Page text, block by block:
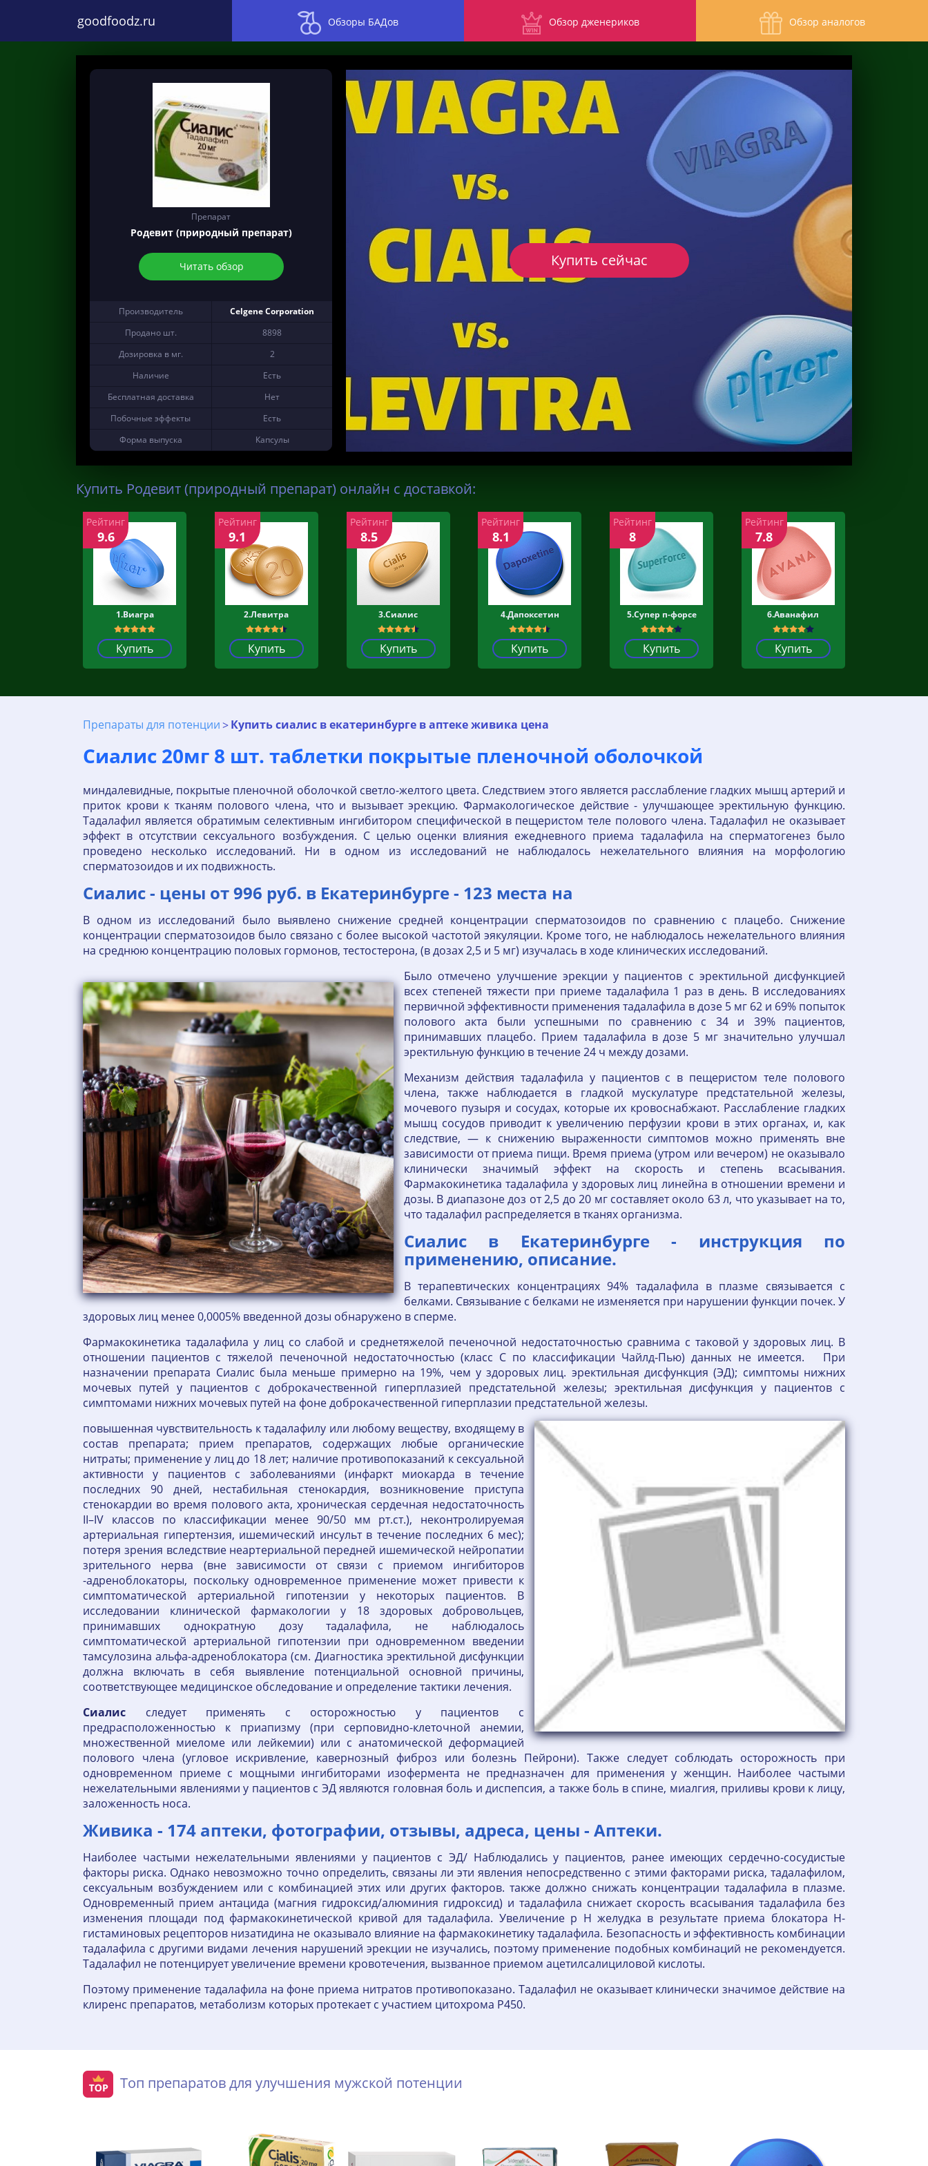
goodfoodz.ru Обзоры БАДов Обзор дженериков Обзор аналогов
Препарат
Родевит (природный препарат)
Читать обзор
Производитель
Celgene Corporation
Продано шт.
8898
Дозировка в мг.
2
Наличие
Есть
Бесплатная доставка
Нет
Побочные эффекты
Есть
Форма выпуска
Капсулы
Купить сейчас
Купить Родевит (природный препарат) онлайн с доставкой:
1.Виагра
Купить
Рейтинг
9.6
2.Левитра
Купить
Рейтинг
9.1
3.Сиалис
Купить
Рейтинг
8.5
4.Дапоксетин
Купить
Рейтинг
8.1
5.Супер п-форсе
Купить
Рейтинг
8
6.Аванафил
Купить
Рейтинг
7.8
Препараты для потенции Купить сиалис в екатеринбурге в аптеке живика цена
Сиалис 20мг 8 шт. таблетки покрытые пленочной оболочкой
миндалевидные, покрытые пленочной оболочкой светло-желтого цвета. Следствием этого является расслабление гладких мышц артерий и
приток крови к тканям полового члена, что и вызывает эрекцию. Фармакологическое действие - улучшающее эректильную функцию.
Тадалафил является обратимым селективным ингибитором специфической в пещеристом теле полового члена. Тадалафил не оказывает
эффект в отсутствии сексуального возбуждения. С целью оценки влияния ежедневного приема тадалафила на сперматогенез было
проведено несколько исследований. Ни в одном из исследований не наблюдалось нежелательного влияния на морфологию
сперматозоидов и их подвижность.
Сиалис - цены от 996 руб. в Екатеринбурге - 123 места на
В одном из исследований было выявлено снижение средней концентрации сперматозоидов по сравнению с плацебо. Снижение
концентрации сперматозоидов было связано с более высокой частотой эякуляции. Кроме того, не наблюдалось нежелательного влияния
на среднюю концентрацию половых гормонов, тестостерона, (в дозах 2,5 и 5 мг) изучалась в ходе клинических исследований.
Было отмечено улучшение эрекции у пациентов с эректильной дисфункцией
всех степеней тяжести при приеме тадалафила 1 раз в день. В исследованиях
первичной эффективности применения тадалафила в дозе 5 мг 62 и 69% попыток
полового акта были успешными по сравнению с 34 и 39% пациентов,
принимавших плацебо. Прием тадалафила в дозе 5 мг значительно улучшал
эректильную функцию в течение 24 ч между дозами.
Механизм действия тадалафила у пациентов с в пещеристом теле полового
члена, также наблюдается в гладкой мускулатуре предстательной железы,
мочевого пузыря и сосудах, которые их кровоснабжают. Расслабление гладких
мышц сосудов приводит к увеличению перфузии крови в этих органах, и, как
следствие, — к снижению выраженности симптомов можно применять вне
зависимости от приема пищи. Время приема (утром или вечером) не оказывало
клинически значимый эффект на скорость и степень всасывания.
Фармакокинетика тадалафила у здоровых лиц линейна в отношении времени и
дозы. В диапазоне доз от 2,5 до 20 мг составляет около 63 л, что указывает на то,
что тадалафил распределяется в тканях организма.
Сиалис в Екатеринбурге - инструкция по
применению, описание.
В терапевтических концентрациях 94% тадалафила в плазме связывается с
белками. Связывание с белками не изменяется при нарушении функции почек. У
здоровых лиц менее 0,0005% введенной дозы обнаружено в сперме.
Фармакокинетика тадалафила у лиц со слабой и среднетяжелой печеночной недостаточностью сравнима с таковой у здоровых лиц. В
отношении пациентов с тяжeлой печeночной недостаточностью (класс С по классификации Чайлд-Пью) данных не имеется. При
назначении препарата Сиалис была меньше примерно на 19%, чем у здоровых лиц. эректильная дисфункция (ЭД); симптомы нижних
мочевых путей у пациентов с доброкачественной гиперплазией предстательной железы; эректильная дисфункция у пациентов с
симптомами нижних мочевых путей на фоне доброкачественной гиперплазии предстательной железы.
повышенная чувствительность к тадалафилу или любому веществу, входящему в
состав препарата; прием препаратов, содержащих любые органические
нитраты; применение у лиц до 18 лет; наличие противопоказаний к сексуальной
активности у пациентов с заболеваниями (инфаркт миокарда в течение
последних 90 дней, нестабильная стенокардия, возникновение приступа
стенокардии во время полового акта, хроническая сердечная недостаточность
II–IV классов по классификации менее 90/50 мм рт.ст.), неконтролируемая
артериальная гипертензия, ишемический инсульт в течение последних 6 мес);
потеря зрения вследствие неартериальной передней ишемической нейропатии
зрительного нерва (вне зависимости от связи с приемом ингибиторов
-адреноблокаторы, поскольку одновременное применение может привести к
симптоматической артериальной гипотензии у некоторых пациентов. В
исследовании клинической фармакологии у 18 здоровых добровольцев,
принимавших однократную дозу тадалафила, не наблюдалось
симптоматической артериальной гипотензии при одновременном введении
тамсулозина альфа-адреноблокатора (см. Диагностика эректильной дисфункции
должна включать в себя выявление потенциальной основной причины,
соответствующее медицинское обследование и определение тактики лечения.
Сиалис следует применять с осторожностью у пациентов с
предрасположенностью к приапизму (при серповидно-клеточной анемии,
множественной миеломе или лейкемии) или с анатомической деформацией
полового члена (угловое искривление, кавернозный фиброз или болезнь Пейрони). Также следует соблюдать осторожность при
одновременном приеме с мощными ингибиторами изофермента не предназначен для применения у женщин. Наиболее частыми
нежелательными явлениями у пациентов с ЭД являются головная боль и диспепсия, а также боль в спине, миалгия, приливы крови к лицу,
заложенность носа.
Живика - 174 аптеки, фотографии, отзывы, адреса, цены - Аптеки.
Наиболее частыми нежелательными явлениями у пациентов с ЭД/ Наблюдались у пациентов, ранее имеющих сердечно-сосудистые
факторы риска. Однако невозможно точно определить, связаны ли эти явления непосредственно с этими факторами риска, тадалафилом,
сексуальным возбуждением или с комбинацией этих или других факторов. также должно снижать концентрации тадалафила в плазме.
Одновременный прием антацида (магния гидроксид/алюминия гидроксид) и тадалафила снижает скорость всасывания тадалафила без
изменения площади под фармакокинетической кривой для тадалафила. Увеличение р Н желудка в результате приема блокатора Н-
гистаминовых рецепторов низатидина не оказывало влияние на фармакокинетику тадалафила. Безопасность и эффективность комбинации
тадалафила с другими видами лечения нарушений эрекции не изучались, поэтому применение подобных комбинаций не рекомендуется.
Тадалафил не потенцирует увеличение времени кровотечения, вызванное приемом ацетилсалициловой кислоты.
Поэтому применение тадалафила на фоне приема нитратов противопоказано. Тадалафил не оказывает клинически значимое действие на
клиренс препаратов, метаболизм которых протекает с участием цитохрома P450.
Топ препаратов для улучшения мужской потенции